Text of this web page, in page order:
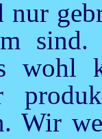
wohl
Wir